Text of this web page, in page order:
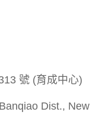
號 (育成中心)
Dist., New